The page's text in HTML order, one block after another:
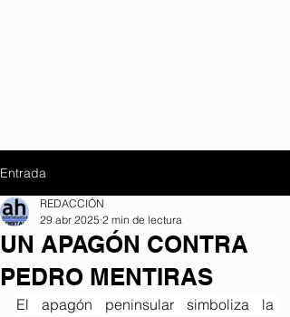
Entrada
UN APAGÓN CONTRA
PEDRO MENTIRAS
REDACCIÓN
29 abr 2025 2 min de lectura
El apagón peninsular simboliza la